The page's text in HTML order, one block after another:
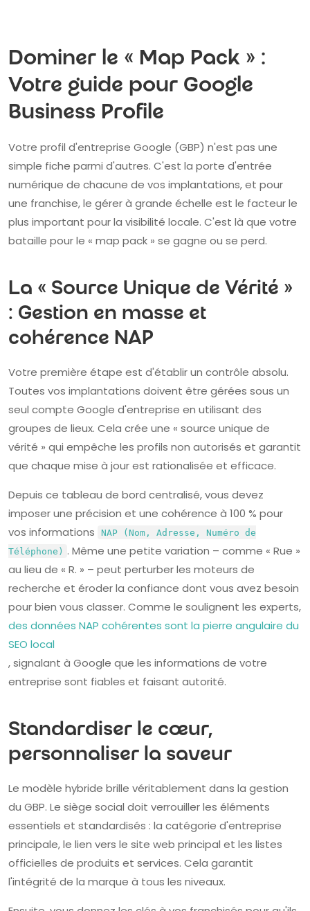
Dominer le « Map Pack » :
Votre guide pour Google
Business Profile
Votre profil d'entreprise Google (GBP) n'est pas une
simple fiche parmi d'autres. C'est la porte d'entrée
numérique de chacune de vos implantations, et pour
une franchise, le gérer à grande échelle est le facteur le
plus important pour la visibilité locale. C'est là que votre
bataille pour le « map pack » se gagne ou se perd.
La « Source Unique de Vérité »
: Gestion en masse et
cohérence NAP
Votre première étape est d'établir un contrôle absolu.
Toutes vos implantations doivent être gérées sous un
seul compte Google d'entreprise en utilisant des
groupes de lieux. Cela crée une « source unique de
vérité » qui empêche les profils non autorisés et garantit
que chaque mise à jour est rationalisée et efficace.
Depuis ce tableau de bord centralisé, vous devez
imposer une précision et une cohérence à 100 % pour
vos informations
NAP (Nom, Adresse, Numéro de
Téléphone) . Même une petite variation – comme « Rue »
au lieu de « R. » – peut perturber les moteurs de
recherche et éroder la confiance dont vous avez besoin
pour bien vous classer. Comme le soulignent les experts,
des données NAP cohérentes sont la pierre angulaire du
SEO local
, signalant à Google que les informations de votre
entreprise sont fiables et faisant autorité.
Standardiser le cœur,
personnaliser la saveur
Le modèle hybride brille véritablement dans la gestion
du GBP. Le siège social doit verrouiller les éléments
essentiels et standardisés : la catégorie d'entreprise
principale, le lien vers le site web principal et les listes
officielles de produits et services. Cela garantit
l'intégrité de la marque à tous les niveaux.